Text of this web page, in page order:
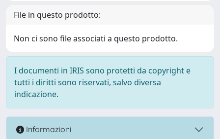
File in questo prodotto:
Non ci sono file associati a questo prodotto.
I documenti in IRIS sono protetti da copyright e
tutti i diritti sono riservati, salvo diversa
indicazione.
Informazioni